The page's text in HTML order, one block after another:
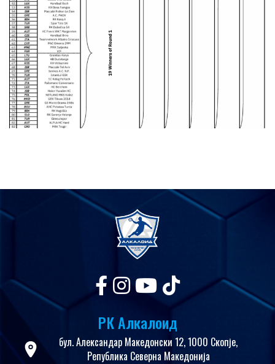
РК Алкалоид
бул. Александар Македонски 12, 1000 Скопје,
Република Северна Македонија